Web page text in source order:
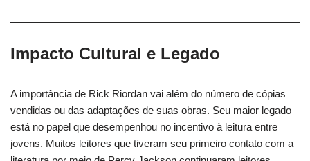
Impacto Cultural e Legado
A importância de Rick Riordan vai além do número de cópias
vendidas ou das adaptações de suas obras. Seu maior legado
está no papel que desempenhou no incentivo à leitura entre
jovens. Muitos leitores que tiveram seu primeiro contato com a